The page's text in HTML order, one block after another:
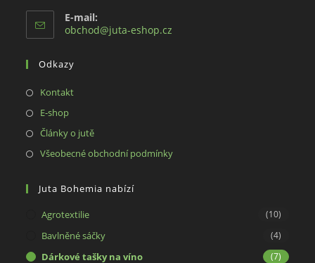
E-mail:
obchod@juta-eshop.cz
Odkazy
KontaktOpens
a
E-shopOpens
in
tab
Články o jutěOpens
in
new
Všeobecné obchodní podmínkyOpens
Juta Bohemia nabízí
Agrotextilie (10)
Bavlněné sáčky (4)
Dárkové tašky na víno (7)